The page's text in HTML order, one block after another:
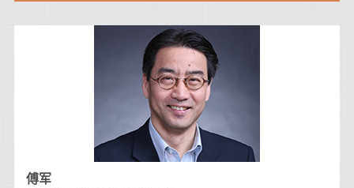
傅军